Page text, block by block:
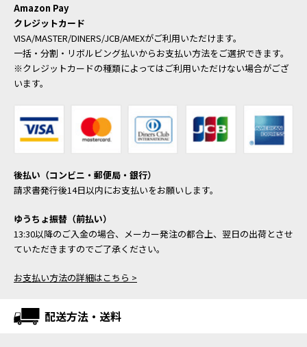
Amazon Pay
クレジットカード
VISA/MASTER/DINERS/JCB/AMEXがご利用いただけます。
一括・分割・リボルビング払いからお支払い方法をご選択できます。
※クレジットカードの種類によってはご利用いただけない場合がござ
います。
後払い（コンビニ・郵便局・銀行）
請求書発行後14日以内にお支払いをお願いします。
ゆうちょ振替（前払い）
13:30以降のご入金の場合、メーカー発注の都合上、翌日の出荷とさせ
ていただきますのでご了承ください。
お支払い方法の詳細はこちら >
配送方法・送料